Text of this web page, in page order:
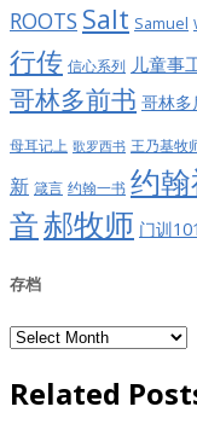
ROOTS Salt Samuel
行传 信心系列 儿童事
哥林多前书 哥林多
母耳记上 歌罗西书 王乃基牧
新 箴言 约翰一书 约
音郝牧师 门训101
存档
存
Related